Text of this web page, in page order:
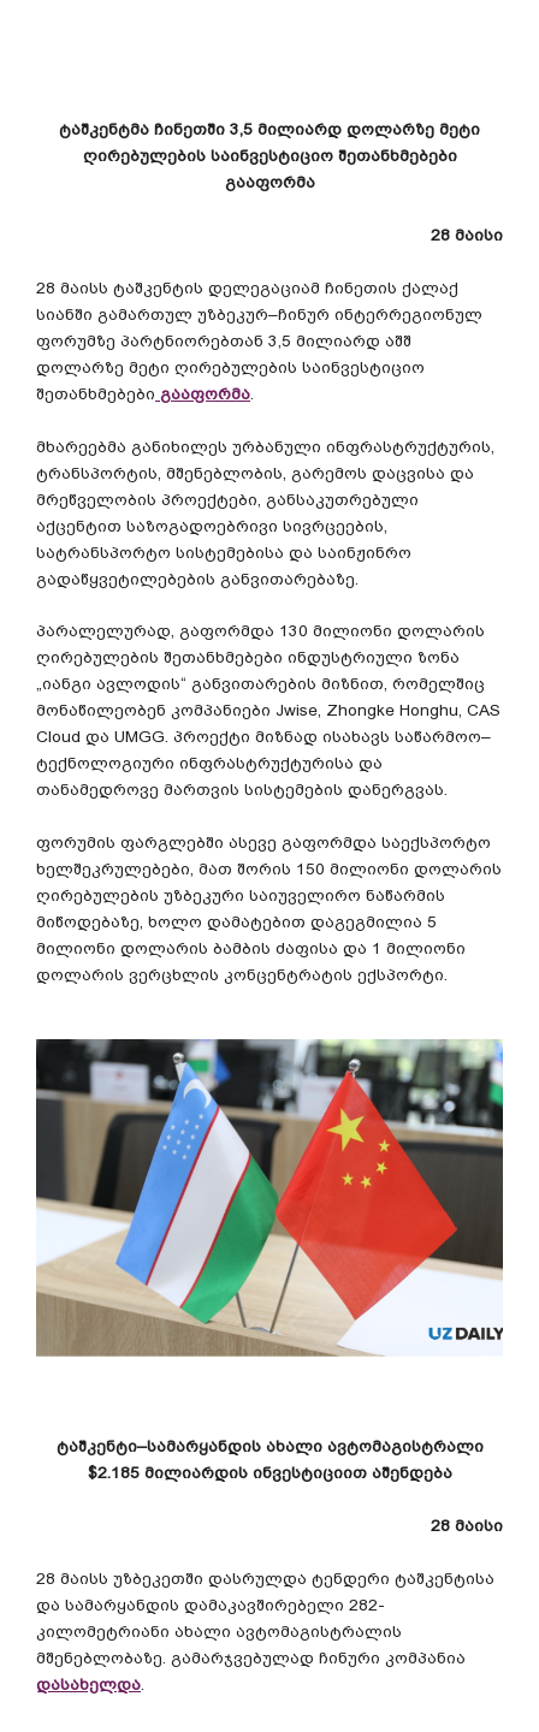
ტაშკენტმა ჩინეთში 3,5 მილიარდ დოლარზე მეტი
ღირებულების საინვესტიციო შეთანხმებები
გააფორმა
28 მაისი
28 მაისს ტაშკენტის დელეგაციამ ჩინეთის ქალაქ
სიანში გამართულ უზბეკურ–ჩინურ ინტერრეგიონულ
ფორუმზე პარტნიორებთან 3,5 მილიარდ აშშ
დოლარზე მეტი ღირებულების საინვესტიციო
შეთანხმებები გააფორმა
მხარეებმა განიხილეს ურბანული ინფრასტრუქტურის
ტრანსპორტის მშენებლობის გარემოს დაცვისა და
მრეწველობის პროექტები განსაკუთრებული
აქცენტით საზოგადოებრივი სივრცეების
სატრანსპორტო სისტემებისა და საინჟინრო
გადაწყვეტილებების განვითარებაზე
პარალელურად, გაფორმდა 130 მილიონი დოლარის
ღირებულების შეთანხმებები ინდუსტრიული ზონა
„იანგი ავლოდის“ განვითარების მიზნით, რომელშიც
მონაწილეობენ კომპანიები Jwise, Zhongke Honghu, CAS
Cloud და UMGG. პროექტი მიზნად ისახავს საწარმოო–
ტექნოლოგიური ინფრასტრუქტურისა და
თანამედროვე მართვის სისტემების დანერგვას.
ფორუმის ფარგლებში ასევე გაფორმდა საექსპორტო
ხელშეკრულებები, მათ შორის 150 მილიონი დოლარის
ღირებულების უზბეკური საიუველირო ნაწარმის
მიწოდებაზე, ხოლო დამატებით დაგეგმილია 5
მილიონი დოლარის ბამბის ძაფისა და 1 მილიონი
დოლარის ვერცხლის კონცენტრატის ექსპორტი.
ტაშკენტი–სამარყანდის ახალი ავტომაგისტრალი
$2.185 მილიარდის ინვესტიციით აშენდება
28 მაისი
28 მაისს უზბეკეთში დასრულდა ტენდერი ტაშკენტისა
და სამარყანდის დამაკავშირებელი 282-
კილომეტრიანი ახალი ავტომაგისტრალის
მშენებლობაზე. გამარჯვებულად ჩინური კომპანია
დასახელდა.